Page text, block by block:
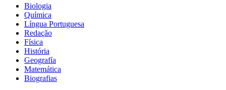
Biologia
Química
Língua Portuguesa
Redação
Física
História
Geografía
Matemática
Biografias